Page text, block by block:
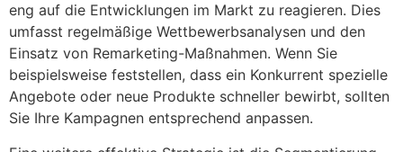
eng auf die Entwicklungen im Markt zu reagieren. Dies
umfasst regelmäßige Wettbewerbsanalysen und den
Einsatz von Remarketing-Maßnahmen. Wenn Sie
beispielsweise feststellen, dass ein Konkurrent spezielle
Angebote oder neue Produkte schneller bewirbt, sollten
Sie Ihre Kampagnen entsprechend anpassen.